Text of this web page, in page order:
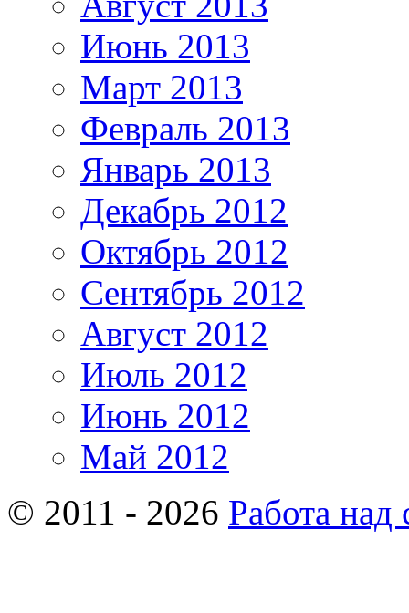
Июнь 2013
Март 2013
Февраль 2013
Январь 2013
Декабрь 2012
Октябрь 2012
Сентябрь 2012
Август 2012
Июль 2012
Июнь 2012
Май 2012
© 2011 - 2026 Работа над